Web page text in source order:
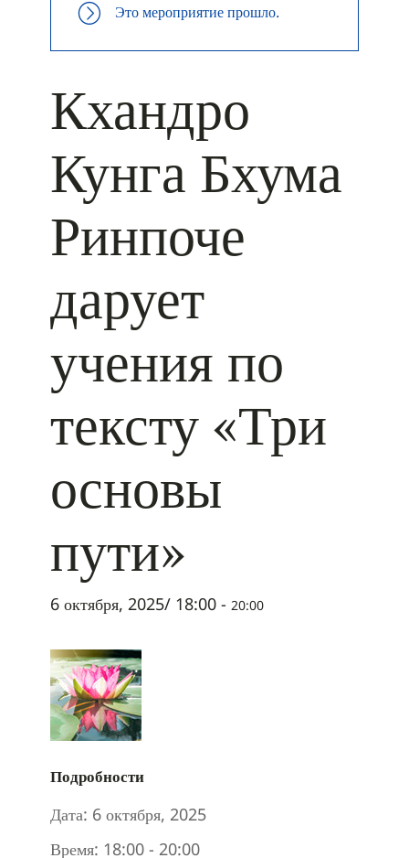
Это мероприятие прошло.
Кхандро
Кунга Бхума
Ринпоче
дарует
учения по
тексту «Три
основы
пути»
6 октября, 2025/ 18:00 - 20:00
Подробности
Дата: 6 октября, 2025
Время: 18:00 - 20:00